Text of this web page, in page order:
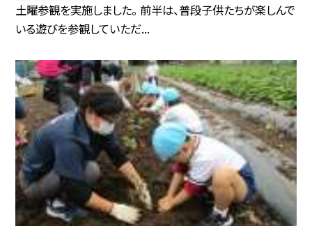
土曜参観を実施しました。 前半は、普段子供たちが楽しんで
いる遊びを参観していただ...